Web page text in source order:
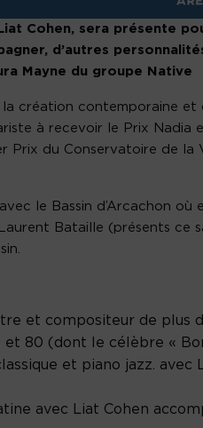
Cohen, sera présente
d’autres
Mayne du groupe Native
la création contemporaine et
à recevoir le Prix Nadia
Prix du Conservatoire de la
le Bassin d’Arcachon où
Bataille (présents ce
et compositeur de plus
80 (dont le célèbre «
et piano jazz. avec
avec Liat Cohen